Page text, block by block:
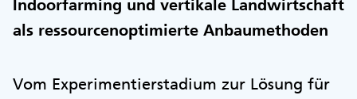
Indoorfarming und vertikale Landwirtschaft
als ressourcenoptimierte Anbaumethoden
Vom Experimentierstadium zur Lösung für